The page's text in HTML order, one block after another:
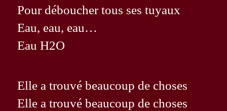
Pour déboucher tous ses tuyaux
Eau, eau, eau…
Eau H2O
Elle a trouvé beaucoup de choses
Elle a trouvé beaucoup de choses